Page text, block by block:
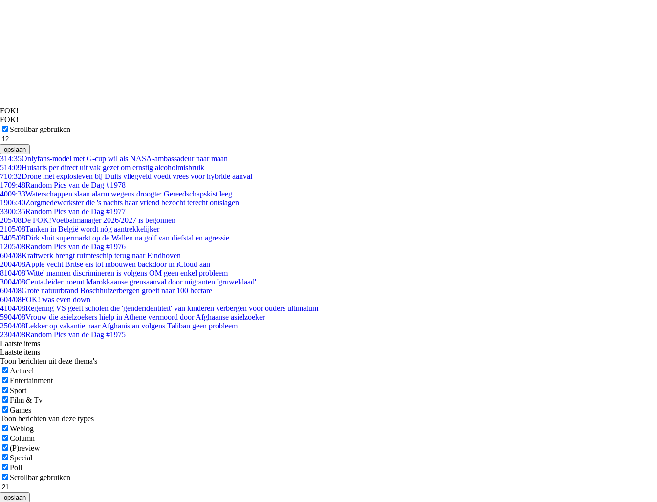
FOK!
FOK!
Scrollbar gebruiken
opslaan
314:35Onlyfans-model met G-cup wil als NASA-ambassadeur naar maan
514:09Huisarts per direct uit vak gezet om ernstig alcoholmisbruik
710:32Drone met explosieven bij Duits vliegveld voedt vrees voor hybride aanval
1709:48Random Pics van de Dag #1978
4009:33Waterschappen slaan alarm wegens droogte: Gereedschapskist leeg
1906:40Zorgmedewerkster die 's nachts haar vriend bezocht terecht ontslagen
3300:35Random Pics van de Dag #1977
205/08De FOK!Voetbalmanager 2026/2027 is begonnen
2105/08Tanken in België wordt nóg aantrekkelijker
3405/08Dirk sluit supermarkt op de Wallen na golf van diefstal en agressie
1205/08Random Pics van de Dag #1976
604/08Kraftwerk brengt ruimteschip terug naar Eindhoven
2004/08Apple vecht Britse eis tot inbouwen backdoor in iCloud aan
8104/08'Witte' mannen discrimineren is volgens OM geen enkel probleem
3004/08Ceuta-leider noemt Marokkaanse grensaanval door migranten 'gruweldaad'
604/08Grote natuurbrand Boschhuizerbergen groeit naar 100 hectare
604/08FOK! was even down
4104/08Regering VS geeft scholen die 'genderidentiteit' van kinderen verbergen voor ouders ultimatum
5904/08Vrouw die asielzoekers hielp in Athene vermoord door Afghaanse asielzoeker
2504/08Lekker op vakantie naar Afghanistan volgens Taliban geen probleem
2304/08Random Pics van de Dag #1975
Laatste items
Laatste items
Toon berichten uit deze thema's
Actueel
Entertainment
Sport
Film & Tv
Games
Toon berichten van deze types
Weblog
Column
(P)review
Special
Poll
Scrollbar gebruiken
opslaan